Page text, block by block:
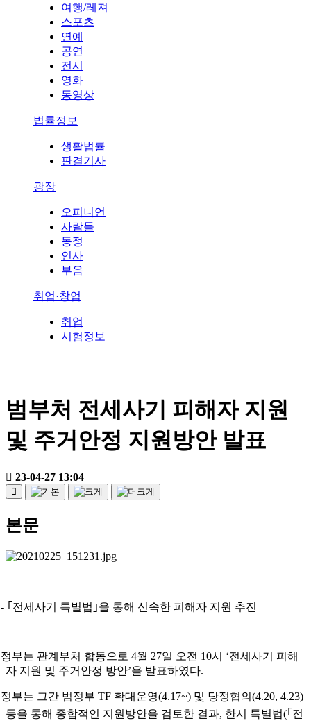
여행/레져
스포츠
연예
공연
전시
영화
동영상
법률정보
생활법률
판결기사
광장
오피니언
사람들
동정
인사
부음
취업·창업
취업
시험정보
범부처 전세사기 피해자 지원
및 주거안정 지원방안 발표
23-04-27 13:04
본문
- ｢전세사기 특별법｣을 통해 신속한 피해자 지원 추진
정부는 관계부처 합동으로 4월 27일 오전 10시 ‘전세사기 피해
자 지원 및 주거안정 방안’을 발표하였다.
정부는 그간 범정부 TF 확대운영(4.17~) 및 당정협의(4.20, 4.23)
등을 통해 종합적인 지원방안을 검토한 결과, 한시 특별법(｢전